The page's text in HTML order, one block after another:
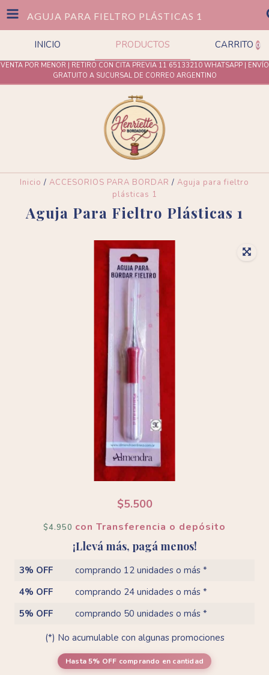
AGUJA PARA FIELTRO PLÁSTICAS 1
INICIO PRODUCTOS CARRITO 0
VENTA POR MENOR | RETIRO CON CITA PREVIA 11 65133210 WHATSAPP | ENVÍO
GRATUITO A SUCURSAL DE CORREO ARGENTINO
Inicio / ACCESORIOS PARA BORDAR / Aguja para fieltro
plásticas 1
Aguja Para Fieltro Plásticas 1
$5.500
$4.950 con Transferencia o depósito
¡Llevá más, pagá menos!
3% OFF
comprando 12 unidades o más *
4% OFF
comprando 24 unidades o más *
5% OFF
comprando 50 unidades o más *
(*) No acumulable con algunas promociones
Hasta 5% OFF comprando en cantidad